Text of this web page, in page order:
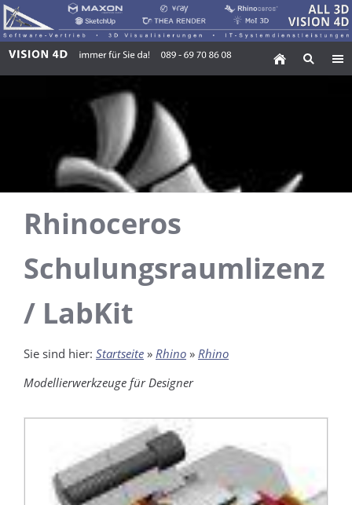
Rhinoceros
Schulungsraumlizenz
/ LabKit
Sie sind hier: Startseite » Rhino » Rhino
Modellierwerkzeuge für Designer